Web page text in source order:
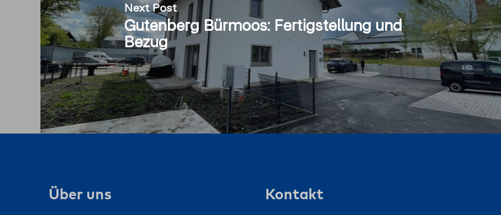
Next Post
Gutenberg Bürmoos: Fertigstellung und
Bezug
Über uns Kontakt